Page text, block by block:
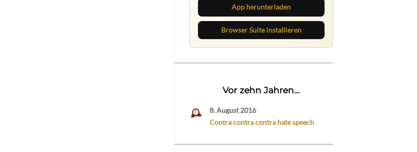
App herunterladen
Browser Suite installieren
Vor zehn Jahren...
8. August 2016
Contra contra contra hate speech